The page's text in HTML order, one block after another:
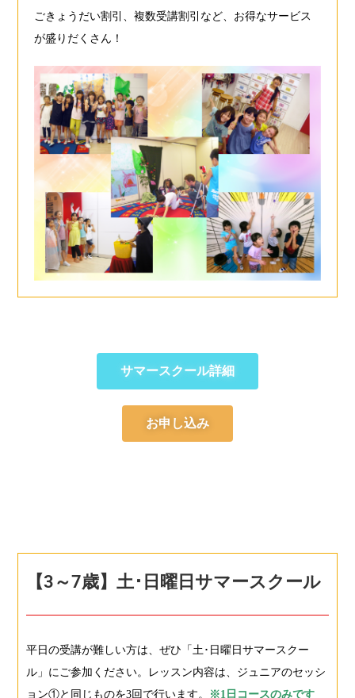
ごきょうだい割引、複数受講割引など、お得なサービス
が盛りだくさん！
サマースクール詳細
お申し込み
【3～7歳】土･日曜日サマースクール
平日の受講が難しい方は、ぜひ「土･日曜日サマースクー
ル」にご参加ください。レッスン内容は、ジュニアのセッシ
ョン①と同じものを3回で行います。
※1日コースのみです